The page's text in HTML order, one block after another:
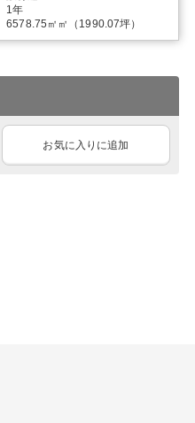
1年
6578.75㎡㎡（1990.07坪）
お気に入りに追加